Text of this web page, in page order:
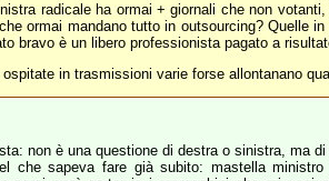
radicale ha ormai + giornali che non
ormai mandano tutto in outsourcing? Quelle
bravo è un libero professionista pagato a
in trasmissioni varie forse allontanano
non è una questione di destra o sinistra, ma
che sapeva fare già subito: mastella